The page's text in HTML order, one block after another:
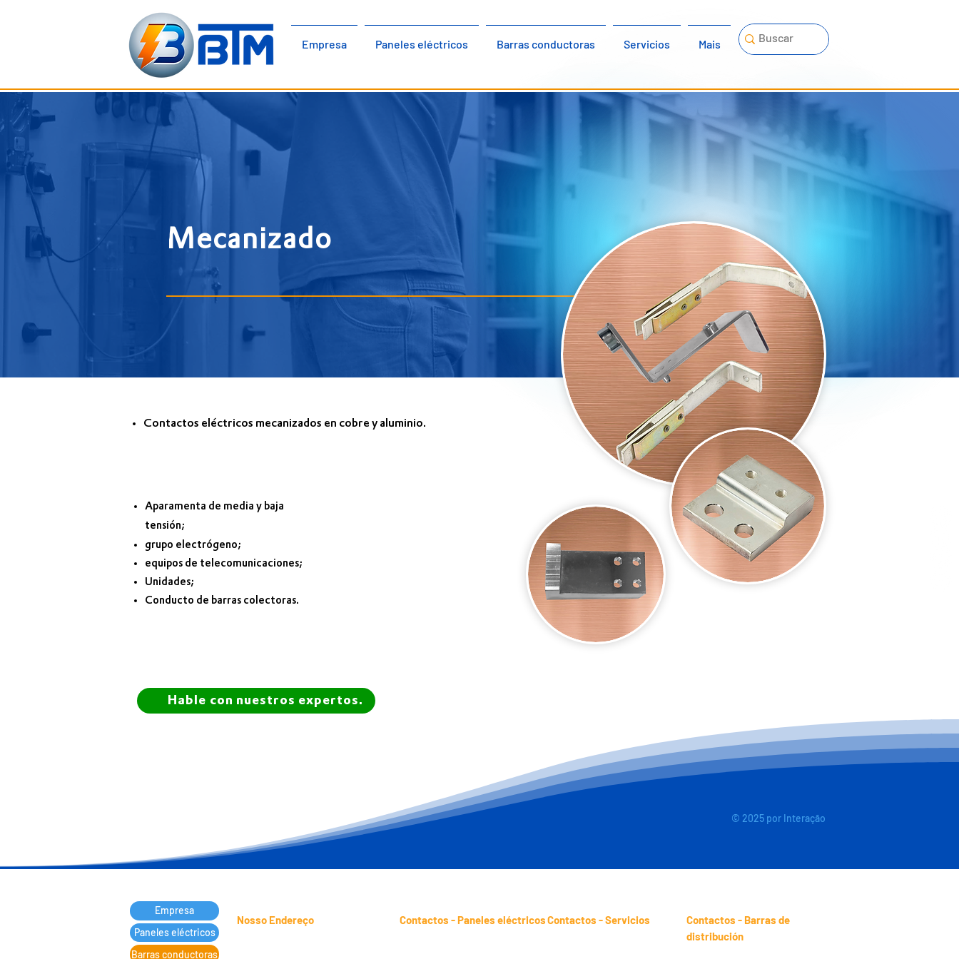
BTM Electromecánica | Paneles
Eléctricos | Baja Tensión |
Armarios de Media Tensión
Empresa Paneles eléctricos Barras conductoras Servicios Mais
Mecanizado
Contactos eléctricos mecanizados en cobre y aluminio.
Aparamenta de media y baja
tensión;
grupo electrógeno;
equipos de telecomunicaciones;
Unidades;
Conducto de barras colectoras.
Hable con nuestros expertos.
© 2025 por Interação
Empresa
Paneles eléctricos
Barras conductoras
Nosso Endereço Contactos - Servicios
Contactos - Paneles eléctricos
Contactos - Barras de
distribución